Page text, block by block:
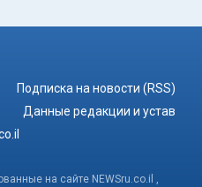
Подписка на новости (RSS)
Данные редакции и устав
на сайте NEWSru.co.il ,